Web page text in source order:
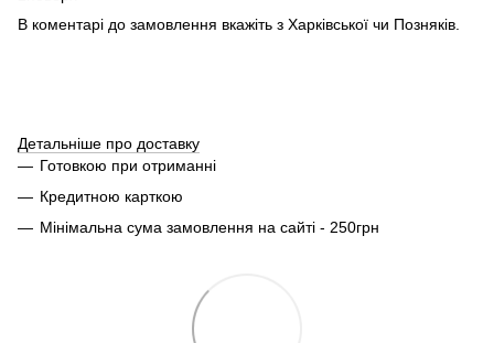
В коментарі до замовлення вкажіть з Харківської чи Позняків.
Детальніше про доставку
Готовкою при отриманні
Кредитною карткою
Мінімальна сума замовлення на сайті - 250грн